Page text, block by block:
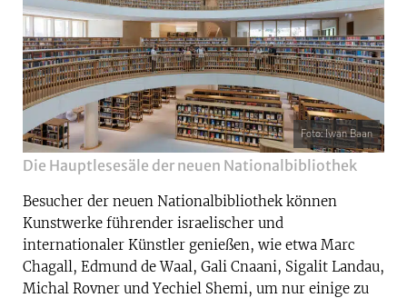
Foto: Iwan Baan
Die Hauptlesesäle der neuen Nationalbibliothek
Besucher der neuen Nationalbibliothek können
Kunstwerke führender israelischer und
internationaler Künstler genießen, wie etwa Marc
Chagall, Edmund de Waal, Gali Cnaani, Sigalit Landau,
Michal Rovner und Yechiel Shemi, um nur einige zu